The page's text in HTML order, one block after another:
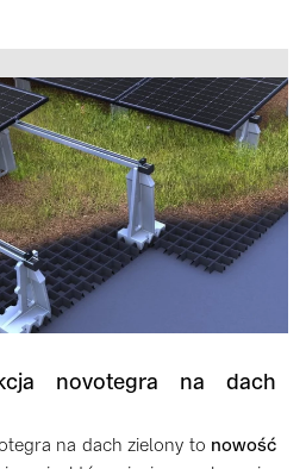
novotegra na dach
na dach zielony to nowość